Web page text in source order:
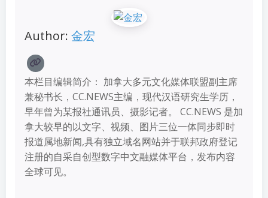
Author: 金宏
本栏目编辑简介： 加拿大多元文化媒体联盟副主席
兼秘书长，CC.NEWS主编，现代汉语研究生学历，
早年曾为某报社通讯员、摄影记者。 CC.NEWS 是加
拿大较早的以文字、视频、图片三位一体同步即时
报道属地新闻,具有独立域名网站并于联邦政府登记
注册的自采自创型数字中文融媒体平台，发布内容
全球可见。